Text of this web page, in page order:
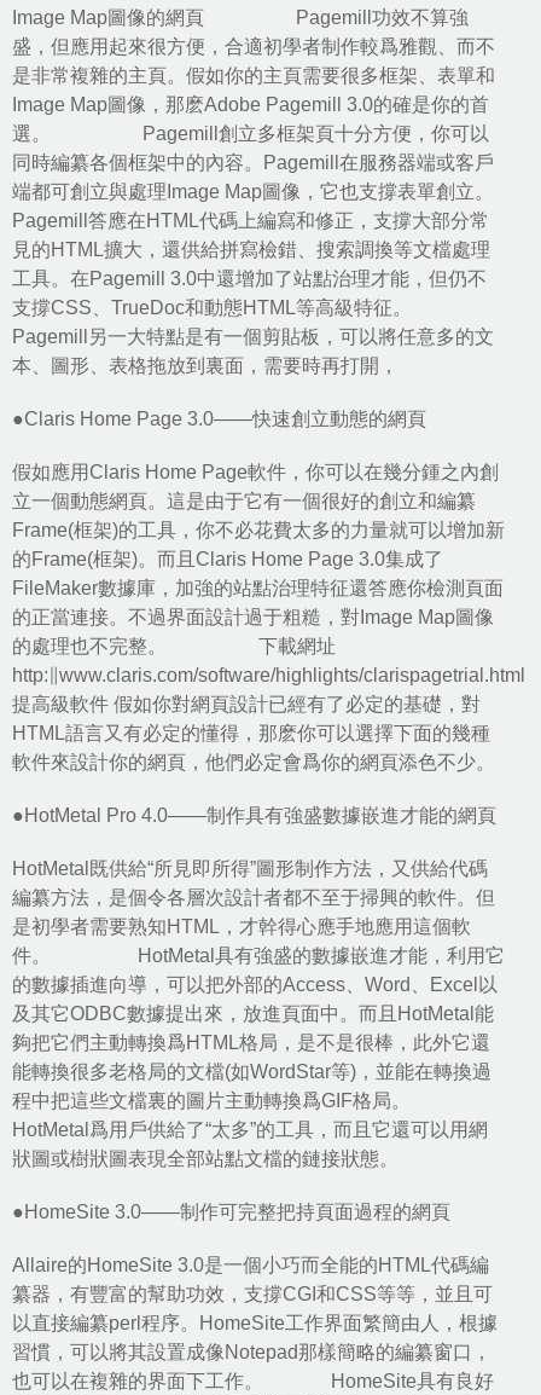
Image Map圖像的網頁 Pagemill功效不算強
盛，但應用起來很方便，合適初學者制作較爲雅觀、而不
是非常複雜的主頁。假如你的主頁需要很多框架、表單和
Image Map圖像，那麽Adobe Pagemill 3.0的確是你的首
選。 Pagemill創立多框架頁十分方便，你可以
同時編纂各個框架中的內容。Pagemill在服務器端或客戶
端都可創立與處理Image Map圖像，它也支撐表單創立。
Pagemill答應在HTML代碼上編寫和修正，支撐大部分常
見的HTML擴大，還供給拼寫檢錯、搜索調換等文檔處理
工具。在Pagemill 3.0中還增加了站點治理才能，但仍不
支撐CSS、TrueDoc和動態HTML等高級特征。
Pagemill另一大特點是有一個剪貼板，可以將任意多的文
本、圖形、表格拖放到裏面，需要時再打開，
●Claris Home Page 3.0——快速創立動態的網頁
假如應用Claris Home Page軟件，你可以在幾分鍾之內創
立一個動態網頁。這是由于它有一個很好的創立和編纂
Frame(框架)的工具，你不必花費太多的力量就可以增加新
的Frame(框架)。而且Claris Home Page 3.0集成了
FileMaker數據庫，加強的站點治理特征還答應你檢測頁面
的正當連接。不過界面設計過于粗糙，對Image Map圖像
的處理也不完整。 下載網址
http:∥www.claris.com/software/highlights/clarispagetrial.html
提高級軟件 假如你對網頁設計已經有了必定的基礎，對
HTML語言又有必定的懂得，那麽你可以選擇下面的幾種
軟件來設計你的網頁，他們必定會爲你的網頁添色不少。
●HotMetal Pro 4.0——制作具有強盛數據嵌進才能的網頁
HotMetal既供給“所見即所得”圖形制作方法，又供給代碼
編纂方法，是個令各層次設計者都不至于掃興的軟件。但
是初學者需要熟知HTML，才幹得心應手地應用這個軟
件。 HotMetal具有強盛的數據嵌進才能，利用它
的數據插進向導，可以把外部的Access、Word、Excel以
及其它ODBC數據提出來，放進頁面中。而且HotMetal能
夠把它們主動轉換爲HTML格局，是不是很棒，此外它還
能轉換很多老格局的文檔(如WordStar等)，並能在轉換過
程中把這些文檔裏的圖片主動轉換爲GIF格局。
HotMetal爲用戶供給了“太多”的工具，而且它還可以用網
狀圖或樹狀圖表現全部站點文檔的鏈接狀態。
●HomeSite 3.0——制作可完整把持頁面過程的網頁
Allaire的HomeSite 3.0是一個小巧而全能的HTML代碼編
纂器，有豐富的幫助功效，支撐CGI和CSS等等，並且可
以直接編纂perl程序。HomeSite工作界面繁簡由人，根據
習慣，可以將其設置成像Notepad那樣簡略的編纂窗口，
也可以在複雜的界面下工作。 HomeSite具有良好